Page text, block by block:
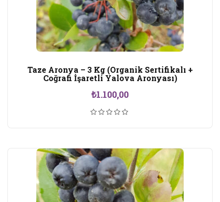
Taze Aronya – 3 Kg (Organik Sertifikalı +
Coğrafi İşaretli Yalova Aronyası)
₺1.100,00